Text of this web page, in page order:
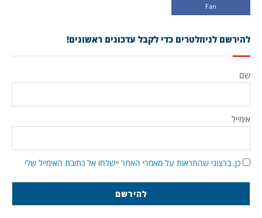
Fan
להירשם לניוזלטרים כדי לקבל עדכונים ראשונים!
שם
אימייל
כן, ברצוני שהתראות על מאמרי האתר יישלחו אל כתובת האימייל שלי